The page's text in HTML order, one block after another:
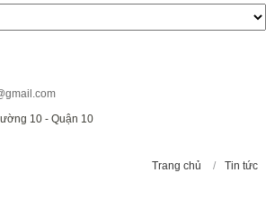
10 - Quận 10
Trang chủ / Tin tức